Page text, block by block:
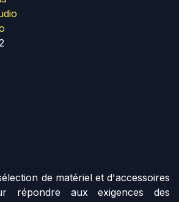
de matériel et d'accessoires
répondre aux exigences des